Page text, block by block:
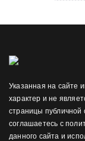
Указанная на сайте
характер и не
страницы
соглашаетесь с
данного сайта и